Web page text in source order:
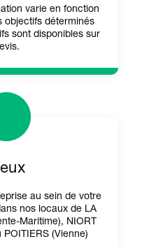
varie en fonction
objectifs déterminés
sont disponibles sur
au sein de votre
nos locaux de LA
Maritime), NIORT
(Vienne)